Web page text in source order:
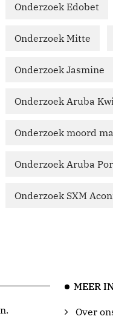
Onderzoek Edobet
Onderzoek Mitte
Onderzoek Jasmine
Onderzoek Aruba
Onderzoek moord
Onderzoek Aruba
Onderzoek SXM
MEER
Over